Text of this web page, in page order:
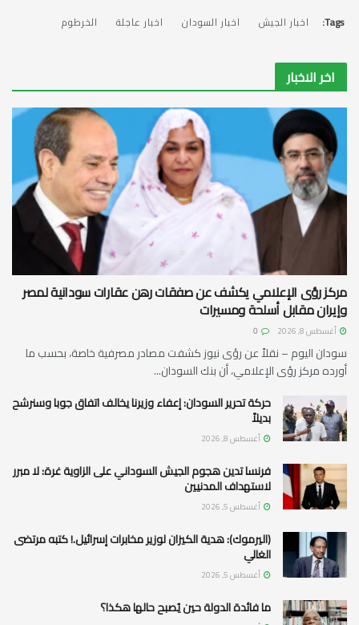
Tags: اخبار الجيش اخبار السودان اخبار عاجلة الخرطوم
اخر الاخبار
مركز رؤى الإعلامي يكشف عن صفقات رهن عقارات سودانية لمصر
وإيران مقابل أسلحة ومسيرات
أغسطس 8, 2026
سودان اليوم – نقلاً عن رؤى نيوز كشفت مصادر مصرفية خاصة، بحسب ما
أورده مركز رؤى الإعلامي، أن بنك السودان...
حركة تحرير السودان: إعفاء وزيرنا يخالف اتفاق جوبا وسنرشح
بديلاً
أغسطس 8, 2026
فرنسا تدين هجوم الجيش السوداني على الزاوية غرة: لا مبرر
لاستهداف المدنيين
أغسطس 5, 2026
(اليرموك): هدية الكيزان لوزير مخابرات إسرائيل.! كتبه مرتضى
الغالي
أغسطس 5, 2026
ما فائدة الدولة حين يُصبح حالها هكذا؟